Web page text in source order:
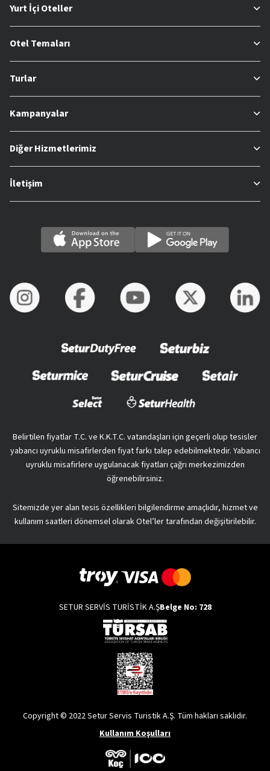
Yurt İçi Oteller
Otel Temaları
Turlar
Kampanyalar
Diğer Hizmetlerimiz
İletişim
Belirtilen fiyatlar T.C. ve K.K.T.C. vatandaşları için geçerli olup tesisler
yabancı uyruklu misafirlerden fiyat farkı talep edebilmektedir. Yabancı
uyruklu misafirlere uygulanacak fiyatları çağrı merkezimizden
öğrenebilirsiniz.
Sitemizde yer alan tesis özellikleri bilgilendirme amaçlıdır, hizmet ve
kullanım saatleri dönemsel olarak Otel’ler tarafından değişitirilebilir.
SETUR SERVİS TURİSTİK A.ŞBelge No: 728
Copyright © 2022 Setur Servis Turistik A.Ş. Tüm hakları saklıdır.
Kullanım Koşulları